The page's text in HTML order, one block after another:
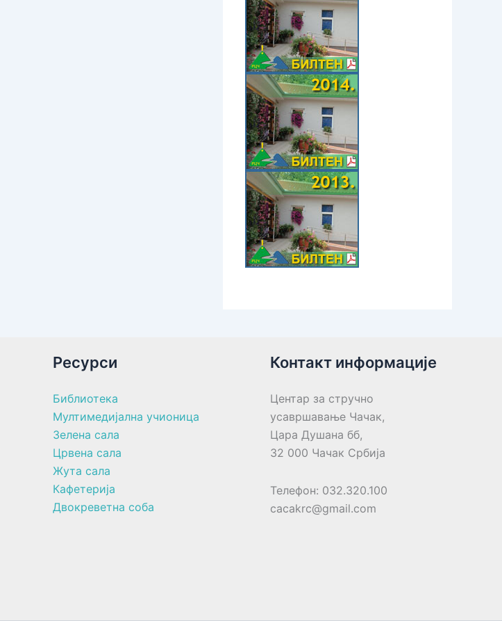
Ресурси
Библиотека
Мултимедијална учионица
Зелена сала
Црвена сала
Жута сала
Кафетерија
Двокреветна соба
Контакт информације
Центар за стручно
усавршавање Чачак,
Цара Душана бб,
32 000 Чачак Србија
Телефон: 032.320.100
cacakrc@gmail.com